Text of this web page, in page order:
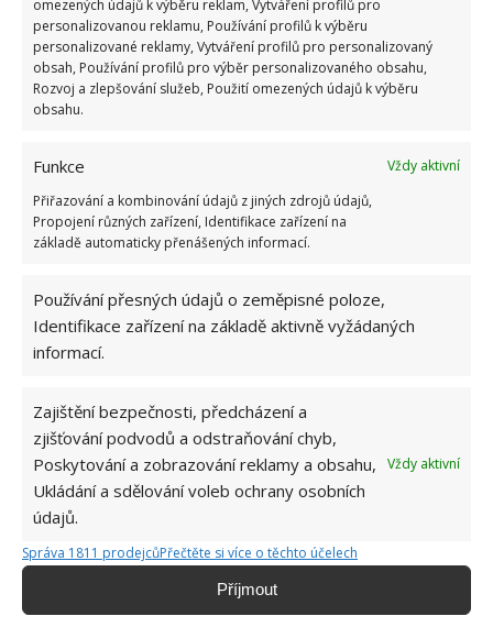
omezených údajů k výběru reklam, Vytváření profilů pro
personalizovanou reklamu, Používání profilů k výběru
personalizované reklamy, Vytváření profilů pro personalizovaný
obsah, Používání profilů pro výběr personalizovaného obsahu,
Rozvoj a zlepšování služeb, Použití omezených údajů k výběru
obsahu.
Funkce
Vždy aktivní
Přiřazování a kombinování údajů z jiných zdrojů údajů,
Propojení různých zařízení, Identifikace zařízení na
základě automaticky přenášených informací.
Používání přesných údajů o zeměpisné poloze,
Identifikace zařízení na základě aktivně vyžádaných
informací.
Zajištění bezpečnosti, předcházení a
zjišťování podvodů a odstraňování chyb,
Poskytování a zobrazování reklamy a obsahu,
Ukládání a sdělování voleb ochrany osobních
údajů.
Vždy aktivní
Správa 1811 prodejcůPřečtěte si více o těchto účelech
Příjmout
Fotografie: Freepik
Zužitkujte posekanou trávu
V čerstvé posekané trávě se ukrývá bohatý zdroj
dusíku. Hnojivo si z trávy můžete vyrobit tak, že 25l
kyblík naplníte trávou a zalijete vodou.
necháte trávu ve vodě louhovat
s 9 litry vody a rostliny tímto hnojivem zalijte.
Hnojení organickým kompostem
Postup přípravy tohoto hnojiva je stejný jako výroba
hnojiva z trávy. Naplňte kyblík kompostem, zalijte
vodou a nechte 2–3 dny odstát. Nakonec směs
přefiltrujte a nařeďte s vodou, aby výsledná barva
roztoku připomínala jantar.